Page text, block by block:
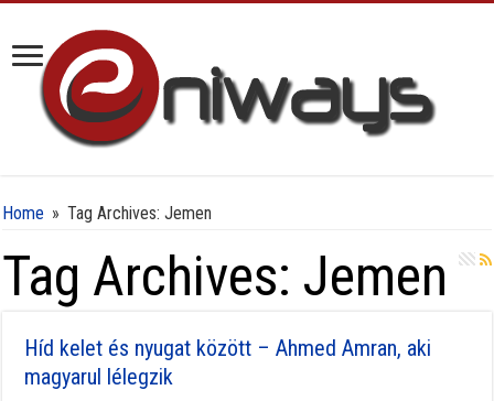
Home » Tag Archives: Jemen
Tag Archives: Jemen
Híd kelet és nyugat között – Ahmed Amran, aki
magyarul lélegzik